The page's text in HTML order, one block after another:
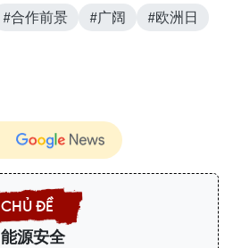
#合作前景 #广阔
#欧洲日
能源安全